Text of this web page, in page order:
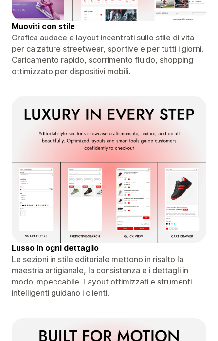
Muoviti con stile
Grafica audace e layout incentrati sullo stile di vita
per calzature streetwear, sportive e per tutti i giorni.
Caricamento rapido, scorrimento fluido, shopping
ottimizzato per dispositivi mobili.
Lusso in ogni dettaglio
Le sezioni in stile editoriale mettono in risalto la
maestria artigianale, la consistenza e i dettagli in
modo impeccabile. Layout ottimizzati e strumenti
intelligenti guidano i clienti.